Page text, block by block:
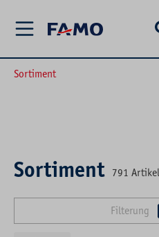
Sortiment
Sortiment 791 Artikel
Filterung